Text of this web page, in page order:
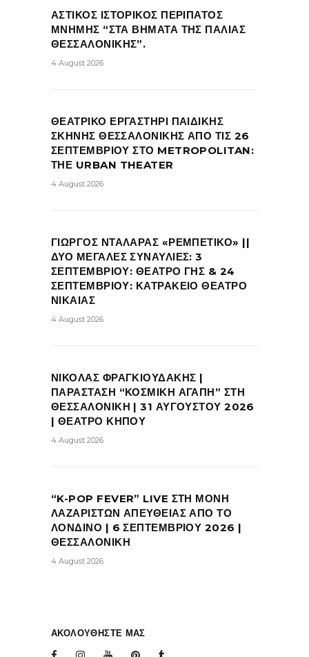
ΑΣΤΙΚΟΣ ΙΣΤΟΡΙΚΟΣ ΠΕΡΙΠΑΤΟΣ
ΜΝΗΜΗΣ “ΣΤΑ ΒΗΜΑΤΑ ΤΗΣ ΠΑΛΙΑΣ
ΘΕΣΣΑΛΟΝΙΚΗΣ”.
4 August 2026
ΘΕΑΤΡΙΚΟ ΕΡΓΑΣΤΗΡΙ ΠΑΙΔΙΚΗΣ
ΣΚΗΝΗΣ ΘΕΣΣΑΛΟΝΙΚΗΣ ΑΠΟ ΤΙΣ 26
ΣΕΠΤΕΜΒΡΙΟΥ ΣΤΟ METROPOLITAN:
ΤΗΕ URBAN THEATER
4 August 2026
ΓΙΩΡΓΟΣ ΝΤΑΛΑΡΑΣ «ΡΕΜΠΕΤΙΚΟ» ||
ΔΥΟ ΜΕΓΑΛΕΣ ΣΥΝΑΥΛΙΕΣ: 3
ΣΕΠΤΕΜΒΡΙΟΥ: ΘΕΑΤΡΟ ΓΗΣ & 24
ΣΕΠΤΕΜΒΡΙΟΥ: ΚΑΤΡΑΚΕΙΟ ΘΕΑΤΡΟ
ΝΙΚΑΙΑΣ
4 August 2026
ΝΙΚΟΛΑΣ ΦΡΑΓΚΙΟΥΔΑΚΗΣ |
ΠΑΡΑΣΤΑΣΗ “ΚΟΣΜΙΚΗ ΑΓΑΠΗ” ΣΤΗ
ΘΕΣΣΑΛΟΝΙΚΗ | 31 ΑΥΓΟΥΣΤΟΥ 2026
| ΘΕΑΤΡΟ ΚΗΠΟΥ
4 August 2026
“K-POP FEVER” LIVE ΣΤΗ ΜΟΝΗ
ΛΑΖΑΡΙΣΤΩΝ ΑΠΕΥΘΕΙΑΣ ΑΠΟ ΤΟ
ΛΟΝΔΙΝΟ | 6 ΣΕΠΤΕΜΒΡΙΟΥ 2026 |
ΘΕΣΣΑΛΟΝΙΚΗ
4 August 2026
ΑΚΟΛΟΥΘΗΣΤΕ ΜΑΣ